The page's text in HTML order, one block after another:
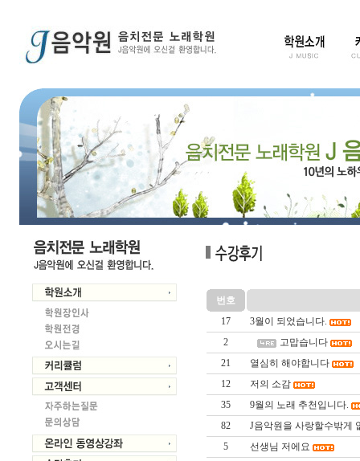
번호
17
3월이 되었습니다.
2
고맙습니다
21
열심히 해야합니다
12
저의 소감
35
9월의 노래 추천입니다.
82
J음악원을 사랑할수밖게
5
선생님 저에요